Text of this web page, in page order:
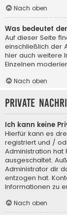
Nach oben
Was bedeutet
Auf dieser Seite
einschließlich der
hier auch weitere
Einzelnen
Nach oben
Private
Ich kann keine
Hierfür kann es
registriert und /
Administration hat
ausgeschaltet.
Administrator dir
entzogen hat.
Informationen zu
Nach oben